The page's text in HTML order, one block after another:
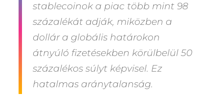
stablecoinok a piac több mint 98
százalékát adják, miközben a
dollár a globális határokon
átnyúló fizetésekben körülbelül 50
százalékos súlyt képvisel. Ez
hatalmas aránytalanság.